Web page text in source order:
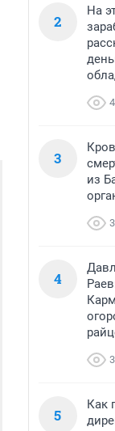
2
На
3
из
4
5
Как